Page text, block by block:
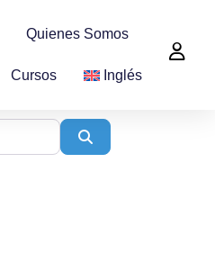
Quienes Somos
Cursos Inglés